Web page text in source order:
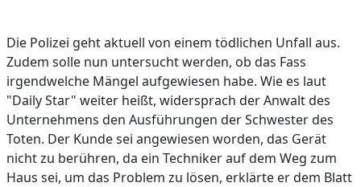
Die Polizei geht aktuell von einem tödlichen Unfall aus.
Zudem solle nun untersucht werden, ob das Fass
irgendwelche Mängel aufgewiesen habe. Wie es laut
"Daily Star" weiter heißt, widersprach der Anwalt des
Unternehmens den Ausführungen der Schwester des
Toten. Der Kunde sei angewiesen worden, das Gerät
nicht zu berühren, da ein Techniker auf dem Weg zum
Haus sei, um das Problem zu lösen, erklärte er dem Blatt